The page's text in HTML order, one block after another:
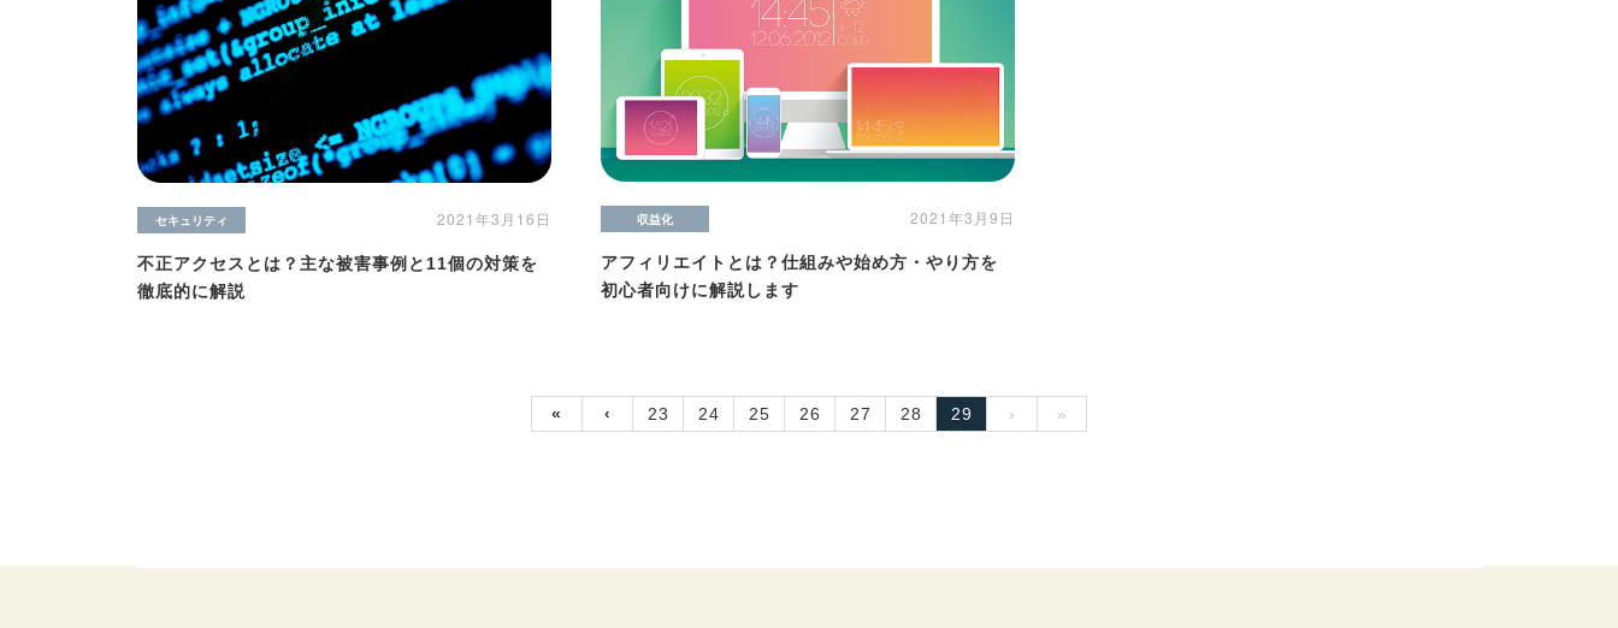
2021年3月16日
セキュリティ
不正アクセスとは？主な被害事例と11個の対策を
徹底的に解説
2021年3月9日
収益化
アフィリエイトとは？仕組みや始め方・やり方を
初心者向けに解説します
« ‹ 23 24 25 26 27 28 29 › »